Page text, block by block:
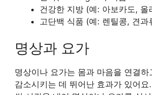
건강한 지방 (예: 아보카도, 올
고단백 식품 (예: 렌틸콩, 견과
명상과 요가
명상이나 요가는 몸과 마음을 연결하
감소시키는 데 뛰어난 효과가 있어요